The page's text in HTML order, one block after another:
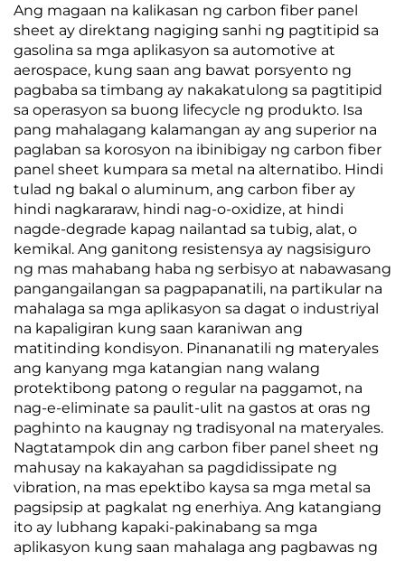
Ang magaan na kalikasan ng carbon fiber panel
sheet ay direktang nagiging sanhi ng pagtitipid sa
gasolina sa mga aplikasyon sa automotive at
aerospace, kung saan ang bawat porsyento ng
pagbaba sa timbang ay nakakatulong sa pagtitipid
sa operasyon sa buong lifecycle ng produkto. Isa
pang mahalagang kalamangan ay ang superior na
paglaban sa korosyon na ibinibigay ng carbon fiber
panel sheet kumpara sa metal na alternatibo. Hindi
tulad ng bakal o aluminum, ang carbon fiber ay
hindi nagkararaw, hindi nag-o-oxidize, at hindi
nagde-degrade kapag nailantad sa tubig, alat, o
kemikal. Ang ganitong resistensya ay nagsisiguro
ng mas mahabang haba ng serbisyo at nabawasang
pangangailangan sa pagpapanatili, na partikular na
mahalaga sa mga aplikasyon sa dagat o industriyal
na kapaligiran kung saan karaniwan ang
matitinding kondisyon. Pinananatili ng materyales
ang kanyang mga katangian nang walang
protektibong patong o regular na paggamot, na
nag-e-eliminate sa paulit-ulit na gastos at oras ng
paghinto na kaugnay ng tradisyonal na materyales.
Nagtatampok din ang carbon fiber panel sheet ng
mahusay na kakayahan sa pagdidissipate ng
vibration, na mas epektibo kaysa sa mga metal sa
pagsipsip at pagkalat ng enerhiya. Ang katangiang
ito ay lubhang kapaki-pakinabang sa mga
aplikasyon kung saan mahalaga ang pagbawas ng